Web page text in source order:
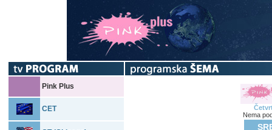
Pink Plus
CET
Nema